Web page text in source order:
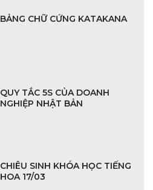
BẢNG CHỮ CỨNG KATAKANA
QUY TẮC 5S CỦA DOANH
NGHIỆP NHẬT BẢN
CHIÊU SINH KHÓA HỌC TIẾNG
HOA 17/03